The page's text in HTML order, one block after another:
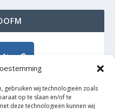
gebruiken wij technologieën zoals
op te slaan en/of te
deze technologieën kunnen wij
TrudoFM